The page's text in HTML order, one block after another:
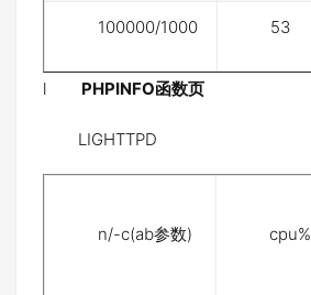
100000/1000 53
l PHPINFO函数页
LIGHTTPD
n/-c(ab参数) cpu%